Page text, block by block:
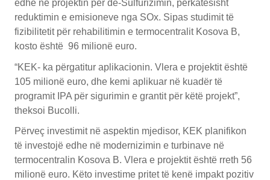
edhe në projektin për de-Sulfurizimin, përkatësisht
reduktimin e emisioneve nga SOx. Sipas studimit të
fizibilitetit për rehabilitimin e termocentralit Kosova B,
kosto është 96 milionë euro.
“KEK- ka përgatitur aplikacionin. Vlera e projektit është
105 milionë euro, dhe kemi aplikuar në kuadër të
programit IPA për sigurimin e grantit për këtë projekt”,
theksoi Bucolli.
Përveç investimit në aspektin mjedisor, KEK planifikon
të investojë edhe në modernizimin e turbinave në
termocentralin Kosova B. Vlera e projektit është rreth 56
milionë euro. Këto investime pritet të kenë impakt pozitiv